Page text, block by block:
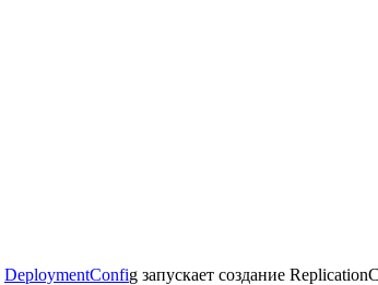
DeploymentConfig запускает создание